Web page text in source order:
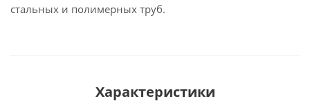
стальных и полимерных труб.
Характеристики